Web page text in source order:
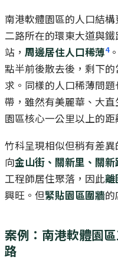
南港軟體園區的人口結
二路所在的環東大道與
站， 周邊居住人口稀薄4
點半前後散去後，剩下
求。同樣的人口稀薄問
帶，雖然有美麗華、大
園區核心一公里以上的距
竹科呈現相似但稍有差
向金山街、關新里、關
工程師居住聚落，因此離
興旺。但緊貼園區圍牆的
案例：南港軟體園
路